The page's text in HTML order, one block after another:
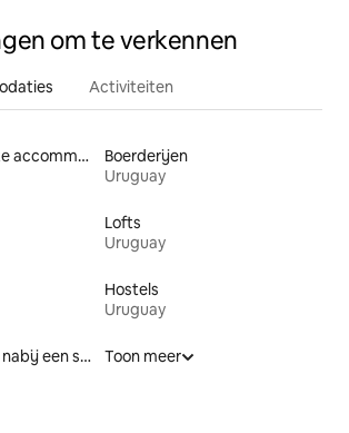
om te verkennen
Activiteiten
Gezinsvriendelijke accommodaties
Boerderijen
Uruguay
Lofts
Uruguay
Hostels
Uruguay
Accommodaties nabij een strand
Toon meer